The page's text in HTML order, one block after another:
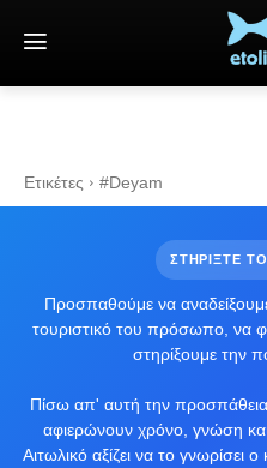
Ετικέτες #Deyam
ΣΤΗΡΙΞΤΕ
Προσπαθούμε να
τουριστικό του πρόσωπο, να
στηρίξουμε την
Πίσω απ' αυτή την
αφιερώνουν χρόνο, γνώση και
Αιτωλικό αξίζει να το